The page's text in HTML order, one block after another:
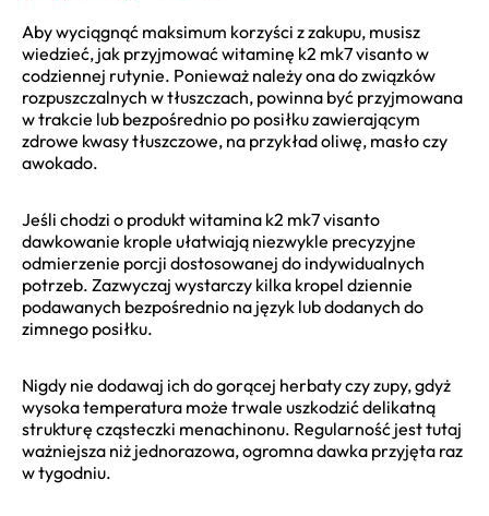
Aby wyciągnąć maksimum korzyści z zakupu, musisz
wiedzieć, jak przyjmować witaminę k2 mk7 visanto w
codziennej rutynie. Ponieważ należy ona do związków
rozpuszczalnych w tłuszczach, powinna być przyjmowana
w trakcie lub bezpośrednio po posiłku zawierającym
zdrowe kwasy tłuszczowe, na przykład oliwę, masło czy
awokado.
Jeśli chodzi o produkt witamina k2 mk7 visanto
dawkowanie krople ułatwiają niezwykle precyzyjne
odmierzenie porcji dostosowanej do indywidualnych
potrzeb. Zazwyczaj wystarczy kilka kropel dziennie
podawanych bezpośrednio na język lub dodanych do
zimnego posiłku.
Nigdy nie dodawaj ich do gorącej herbaty czy zupy, gdyż
wysoka temperatura może trwale uszkodzić delikatną
strukturę cząsteczki menachinonu. Regularność jest tutaj
ważniejsza niż jednorazowa, ogromna dawka przyjęta raz
w tygodniu.